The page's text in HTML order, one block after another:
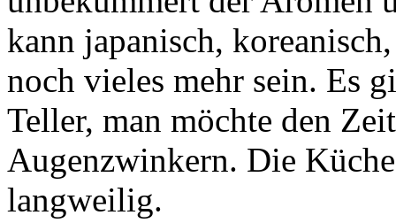
kann japanisch,
noch vieles mehr sein. Es
Teller, man möchte den
Augenzwinkern. Die
langweilig.